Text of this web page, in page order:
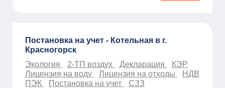
Постановка на учет - Котельная в г.
Красногорск
Экология
2-ТП воздух Декларация
КЭР
Лицензия на воду
Лицензия на отходы
НДВ
ПЭК
Постановка на учет СЗЗ